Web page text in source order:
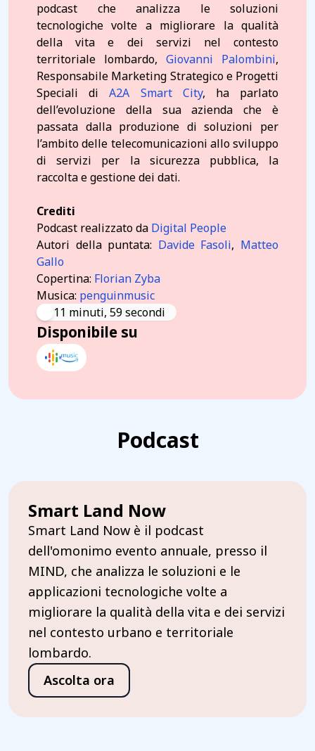
podcast che analizza le soluzioni
tecnologiche volte a migliorare la qualità
della vita e dei servizi nel contesto
territoriale lombardo, Giovanni Palombini,
Responsabile Marketing Strategico e Progetti
Speciali diA2A Smart City, ha parlato
dell’evoluzione della sua azienda che è
passata dalla produzione di soluzioni per
l’ambito delle telecomunicazioni allo sviluppo
di servizi per la sicurezza pubblica, la
raccolta e gestione dei dati.
Crediti
Podcast realizzato da Digital People
Autori della puntata: Davide Fasoli, Matteo
Gallo
Copertina: Florian Zyba
Musica: penguinmusic
11 minuti, 59 secondi
Disponibile su
Podcast
Smart Land Now
Smart Land Now è il podcast
dell'omonimo evento annuale, presso il
MIND, che analizza le soluzioni e le
applicazioni tecnologiche volte a
migliorare la qualità della vita e dei servizi
nel contesto urbano e territoriale
lombardo.
Ascolta ora